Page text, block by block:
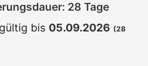
28 Tage
bis 05.09.2026 (28